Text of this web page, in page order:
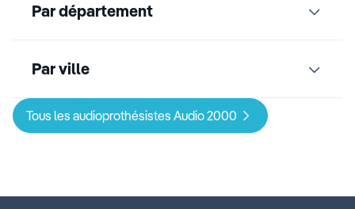
Par département
Par ville
Tous les audioprothésistes Audio 2000